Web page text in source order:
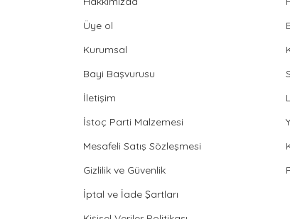
Üye ol
Kurumsal
Bayi Başvurusu
İletişim
İstoç Parti Malzemesi
Mesafeli Satış Sözleşmesi
Gizlilik ve Güvenlik
İptal ve İade Şartları